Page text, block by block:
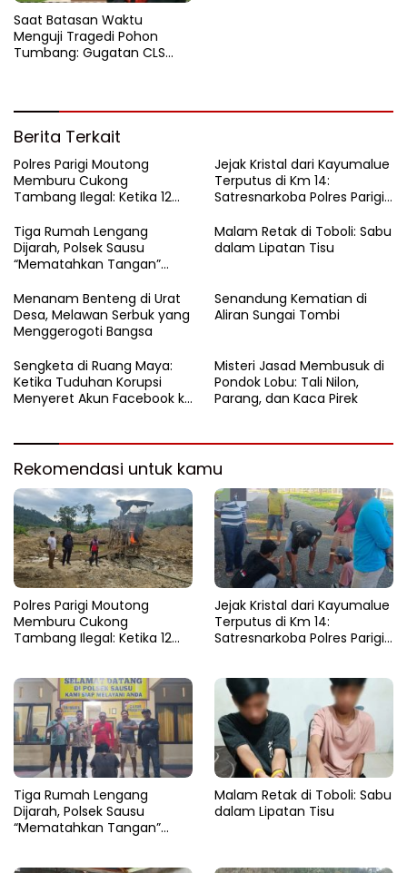
Saat Batasan Waktu
Menguji Tragedi Pohon
Tumbang: Gugatan CLS
Berita Terkait
Polres Parigi Moutong
Memburu Cukong
Tambang Ilegal: Ketika 12
Semak Karya Mandiri
Jejak Kristal dari Kayumalue
Terputus di Km 14:
Satresnarkoba Polres Parigi
Pengedar Sabu 4,79 Gram
Tiga Rumah Lengang
Dijarah, Polsek Sausu
“Mematahkan Tangan”
Malam Retak di Toboli: Sabu
dalam Lipatan Tisu
Menanam Benteng di Urat
Desa, Melawan Serbuk yang
Menggerogoti Bangsa
Senandung Kematian di
Aliran Sungai Tombi
Sengketa di Ruang Maya:
Ketika Tuduhan Korupsi
Menyeret Akun Facebook ke
Misteri Jasad Membusuk di
Pondok Lobu: Tali Nilon,
Parang, dan Kaca Pirek
Rekomendasi untuk kamu
Polres Parigi Moutong
Memburu Cukong
Tambang Ilegal: Ketika 12
Jejak Kristal dari Kayumalue
Terputus di Km 14:
Satresnarkoba Polres Parigi
Tiga Rumah Lengang
Dijarah, Polsek Sausu
“Mematahkan Tangan”
Malam Retak di Toboli: Sabu
dalam Lipatan Tisu